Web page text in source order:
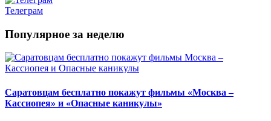
Телеграм
Популярное за неделю
Саратовцам бесплатно покажут фильмы «Москва –
Кассиопея» и «Опасные каникулы»